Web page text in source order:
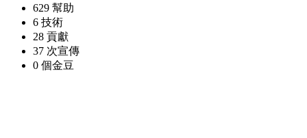
629 幫助
6 技術
28 貢獻
37 次宣傳
0 個金豆